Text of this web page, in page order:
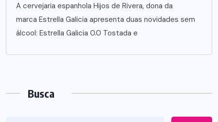
A cervejaria espanhola Hijos de Rivera, dona da
marca Estrella Galicia apresenta duas novidades sem
álcool: Estrella Galicia 0.0 Tostada e
Busca